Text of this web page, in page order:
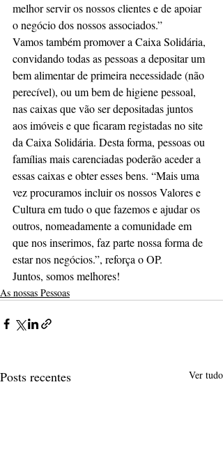
melhor servir os nossos clientes e de apoiar
o negócio dos nossos associados.”
Vamos também promover a Caixa Solidária,
convidando todas as pessoas a depositar um
bem alimentar de primeira necessidade (não
perecível), ou um bem de higiene pessoal,
nas caixas que vão ser depositadas juntos
aos imóveis e que ficaram registadas no site
da Caixa Solidária. Desta forma, pessoas ou
famílias mais carenciadas poderão aceder a
essas caixas e obter esses bens. “Mais uma
vez procuramos incluir os nossos Valores e
Cultura em tudo o que fazemos e ajudar os
outros, nomeadamente a comunidade em
que nos inserimos, faz parte nossa forma de
estar nos negócios.”, reforça o OP.
Juntos, somos melhores!
As nossas Pessoas
Posts recentes Ver tudo